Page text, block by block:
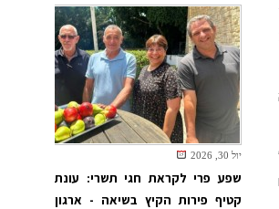
יול 30, 2026
שפע פרי לקראת חגי תשרי: עונת
קטיף פירות הקיץ בשיאה - ארגון